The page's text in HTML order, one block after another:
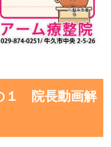
１ 院長動画解